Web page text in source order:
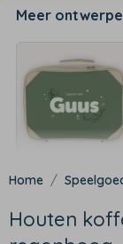
Meer
Houten